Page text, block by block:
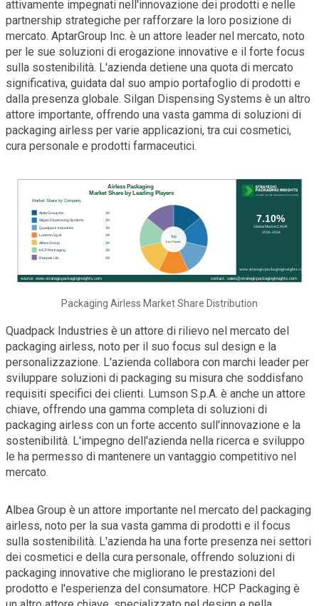
attivamente impegnati nell'innovazione dei prodotti e nelle
partnership strategiche per rafforzare la loro posizione di
mercato. AptarGroup Inc. è un attore leader nel mercato, noto
per le sue soluzioni di erogazione innovative e il forte focus
sulla sostenibilità. L'azienda detiene una quota di mercato
significativa, guidata dal suo ampio portafoglio di prodotti e
dalla presenza globale. Silgan Dispensing Systems è un altro
attore importante, offrendo una vasta gamma di soluzioni di
packaging airless per varie applicazioni, tra cui cosmetici,
cura personale e prodotti farmaceutici.
Packaging Airless Market Share Distribution
Quadpack Industries è un attore di rilievo nel mercato del
packaging airless, noto per il suo focus sul design e la
personalizzazione. L'azienda collabora con marchi leader per
sviluppare soluzioni di packaging su misura che soddisfano
requisiti specifici dei clienti. Lumson S.p.A. è anche un attore
chiave, offrendo una gamma completa di soluzioni di
packaging airless con un forte accento sull'innovazione e la
sostenibilità. L'impegno dell'azienda nella ricerca e sviluppo
le ha permesso di mantenere un vantaggio competitivo nel
mercato.
Albea Group è un attore importante nel mercato del packaging
airless, noto per la sua vasta gamma di prodotti e il focus
sulla sostenibilità. L'azienda ha una forte presenza nei settori
dei cosmetici e della cura personale, offrendo soluzioni di
packaging innovative che migliorano le prestazioni del
prodotto e l'esperienza del consumatore. HCP Packaging è